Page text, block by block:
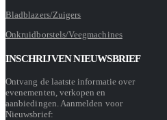
Bladblazers/Zuigers
Onkruidborstels/Veegmachines
INSCHRIJVEN NIEUWSBRIEF
Ontvang de laatste informatie over
evenementen, verkopen en
aanbiedingen. Aanmelden voor
Nieuwsbrief: